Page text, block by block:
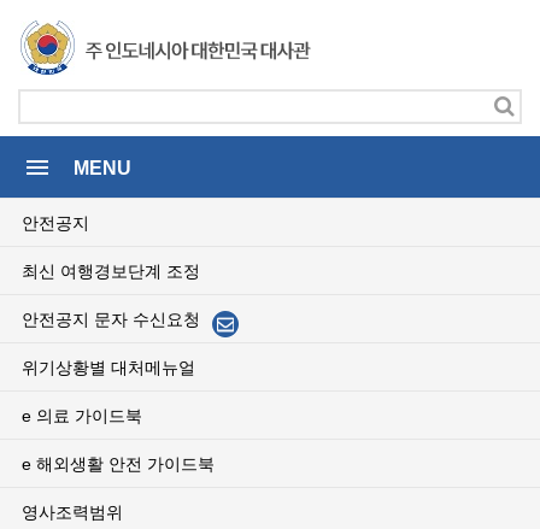
menu MENU
안전공지
최신 여행경보단계 조정
안전공지 문자 수신요청
위기상황별 대처메뉴얼
e 의료 가이드북
e 해외생활 안전 가이드북
영사조력범위